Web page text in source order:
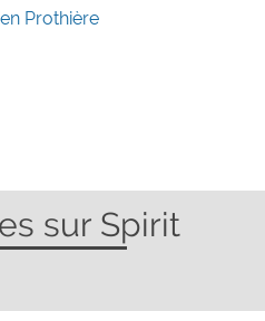
Prothière
sur Spirit